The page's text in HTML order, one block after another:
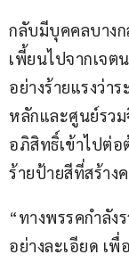
กลับมีบุคคลบาง
เพี้ยนไปจากเจ
อย่างร้ายแรงว่า
หลักและศูนย์รวม
อภิสิทธิ์เข้าไปต่อ
ร้ายป้ายสีที่สร้าง
“ทางพรรคกำลัง
อย่างละเอียด เ